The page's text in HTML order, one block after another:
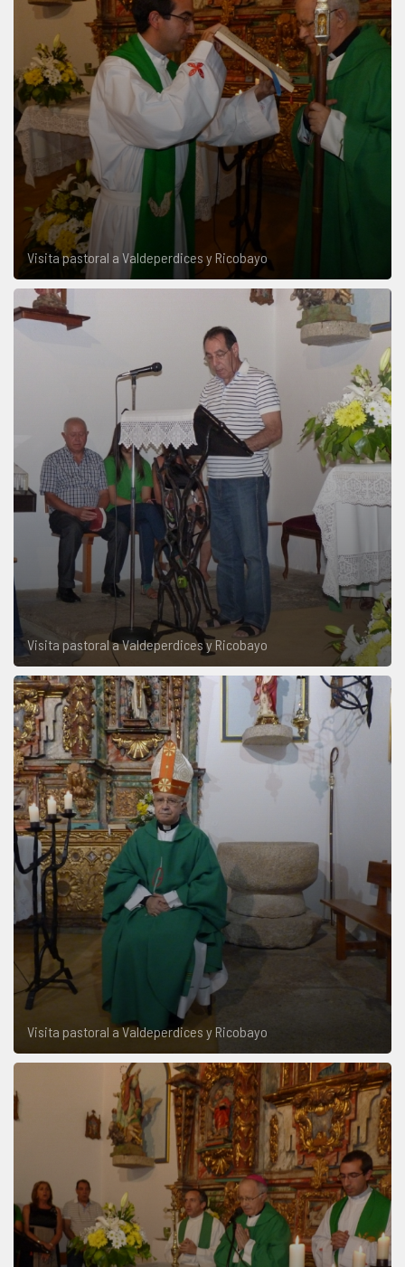
Visita pastoral a Valdeperdices y Ricobayo
Visita pastoral a Valdeperdices y Ricobayo
Visita pastoral a Valdeperdices y Ricobayo